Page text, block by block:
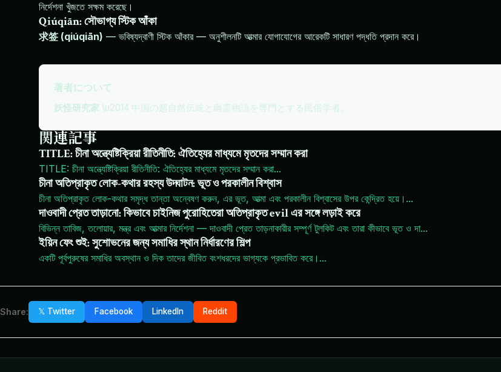
নির্দেশনা খুঁজতে সক্ষম করেছে।
Qiúqiān: সৌভাগ্য স্টিক আঁকা
求签 (qiúqiān) — ভবিষ্যদ্বাণী স্টিক আঁকার — অনুশীলনটি আত্মার যোগাযোগের আরেকটি সাধারণ পদ্ধতি প্রদান করে।
著者について
妖怪研究家 \u2014 中国の超自然伝統と幽霊物語を専門とする民俗学者。
関連記事
TITLE: চীনা অন্ত্যেষ্টিক্রিয়া রীতিনীতি: ঐতিহ্যের মাধ্যমে মৃতদের সম্মান করা
TITLE: চীনা অন্ত্যেষ্টিক্রিয়া রীতিনীতি: ঐতিহ্যের মাধ্যমে মৃতদের সম্মান করা...
চীনা অতিপ্রাকৃত লোক-কথার রহস্য উদ্ঘাটন: ভূত ও পরকালীন বিশ্বাস
চীনা অতিপ্রাকৃত লোক-কথার সমৃদ্ধ তান্তা অন্বেষণ করুন, এর ভূত, আত্মা এবং পরকালীন বিশ্বাসের উপর কেন্দ্রিত হয়ে। ...
দাওবাদী প্রেত তাড়ানো: কিভাবে চাইনিজ পুরোহিতেরা অতিপ্রাকৃত evil এর সঙ্গে লড়াই করে
বিভিন্ন তাবিজ, তলোয়ার, মন্ত্র এবং আত্মার নির্দেশনা — দাওবাদী প্রেত তাড়নাকারীর সম্পূর্ণ টুলকিট এবং তারা কীভাবে ভূত ও দা...
ইয়িন ফেং শুই: সুশোভনের জন্য সমাধির স্থান নির্ধারণের শিল্প
একটি পূর্বপুরুষের সমাধির অবস্থান ও দিক তাদের জীবিত বংশধরদের ভাগ্যকে প্রভাবিত করে। ...
Share: 𝕏 Twitter Facebook LinkedIn Reddit